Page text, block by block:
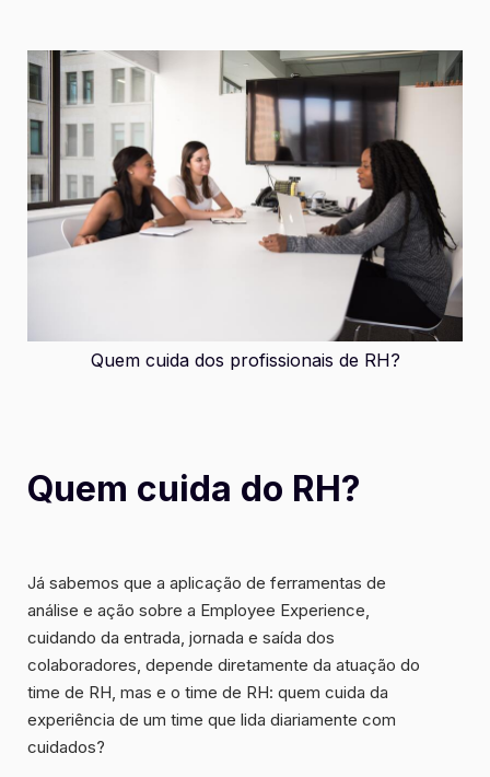
Quem cuida dos profissionais de RH?
Quem cuida do RH?
Já sabemos que a aplicação de ferramentas de
análise e ação sobre a Employee Experience,
cuidando da entrada, jornada e saída dos
colaboradores, depende diretamente da atuação do
time de RH, mas e o time de RH: quem cuida da
experiência de um time que lida diariamente com
cuidados?